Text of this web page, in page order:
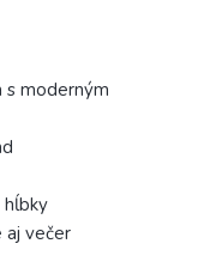
s moderným
hĺbky
aj večer